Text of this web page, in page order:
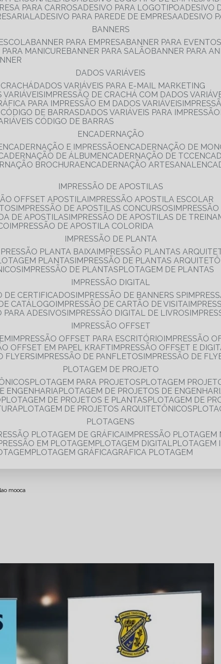
PARA CARROS
ADESIVO PARA LOGOTIPO
ADESIVO PARA PAREDE DE EMPRESA
ADESIVO
BANNERS
BANNER PARA EMPRESA
BANNER PARA
PARA MANICURE
BANNER PARA SALÃO
BANNER PARA
DADOS VARIÁVEIS
DADOS VARIÁVEIS PARA E-MAIL MARKETING
VARIÁVEIS IMPRESSÃO DE CRACHÁ COM DADOS
PARA IMPRESSÃO EM DADOS VARIÁVEIS
DE BARRAS
DADOS VARIÁVEIS PARA IMPRESSÃO
CÓDIGO DE BARRAS
ENCADERNAÇÃO
ENCADERNAÇÃO E IMPRESSÃO
ENCADERNAÇÃO DE
DE ÁLBUM
ENCADERNAÇÃO DE TCC
BROCHURA
ENCADERNAÇÃO ARTESANAL
IMPRESSÃO DE APOSTILAS
OFFSET APOSTILA IMPRESSÃO APOSTILA ESCOLAR
IMPRESSÃO DE APOSTILAS CONCURSOS
DE APOSTILAS IMPRESSÃO DE APOSTILAS DE
IMPRESSÃO DE APOSTILA COLORIDA
IMPRESSÃO DE PLANTA
PLANTA BAIXA IMPRESSÃO PLANTAS
PLANTAS IMPRESSÃO DE PLANTAS
IMPRESSÃO DE PLANTAS
PLOTAGEM DE PLANTAS
IMPRESSÃO DIGITAL
DE CERTIFICADOS IMPRESSÃO DE BANNERS SP
CATÁLOGO IMPRESSÃO DE CARTÃO DE VISITA
PARA ADESIVOS IMPRESSÃO DIGITAL DE LIVROS
IMPRESSÃO OFFSET
IMPRESSÃO OFFSET PARA ESCRITÓRIO IMPRESSÃO
OFFSET EM PAPEL KRAFT IMPRESSÃO OFFSET E
FLYERS IMPRESSÃO DE PANFLETOS IMPRESSÃO DE
PLOTAGEM DE PROJETO
PLOTAGEM PARA PROJETOS
PLOTAGEM
ENGENHARIA
PLOTAGEM DE PROJETOS DE
PLOTAGEM DE PROJETOS E PLANTAS
PLOTAGEM DE
PLOTAGEM DE PROJETOS ARQUITETÔNICOS
PLOTAGENS
PLOTAGEM DE GRÁFICA IMPRESSÃO PLOTAGEM
EM PLOTAGEM
PLOTAGEM DIGITAL
PLOTAGEM GRÁFICA GRÁFICA PLOTAGEM
mooca